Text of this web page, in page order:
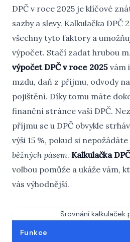
DPČ v roce 2025 je klíčové
sazby a slevy. Kalkulačka DPČ
všechny tyto faktory a
výpočet. Stačí zadat hrubou
výpočet DPČ v roce 2025 vám
mzdu, daň z příjmu, odvody
pojištění. Díky tomu máte
finanční stránce vaší DPČ.
příjmu se u DPČ obvykle
výši 15 %, pokud si nepožádáte
běžných pásem. Kalkulačka
volbou pomůže a ukáže vám,
vás výhodnější.
Srovnání
Funkce